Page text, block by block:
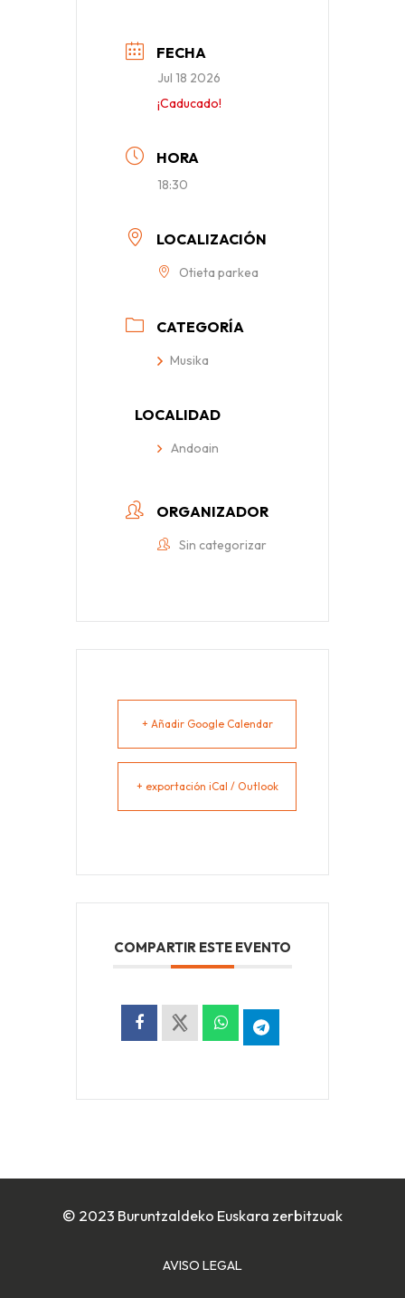
FECHA
Jul 18 2026
¡Caducado!
HORA
18:30
LOCALIZACIÓN
Otieta parkea
CATEGORÍA
Musika
LOCALIDAD
Andoain
ORGANIZADOR
Sin categorizar
+ Añadir Google Calendar
+ exportación iCal / Outlook
COMPARTIR ESTE EVENTO
© 2023 Buruntzaldeko Euskara zerbitzuak
AVISO LEGAL